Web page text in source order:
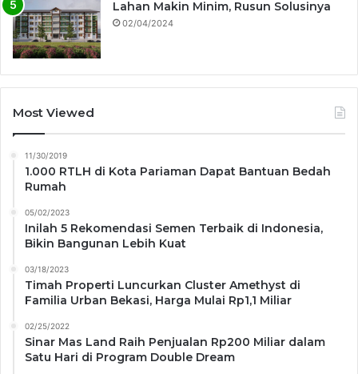
Lahan Makin Minim, Rusun Solusinya
02/04/2024
Most Viewed
11/30/2019
1.000 RTLH di Kota Pariaman Dapat Bantuan Bedah
Rumah
05/02/2023
Inilah 5 Rekomendasi Semen Terbaik di Indonesia,
Bikin Bangunan Lebih Kuat
03/18/2023
Timah Properti Luncurkan Cluster Amethyst di
Familia Urban Bekasi, Harga Mulai Rp1,1 Miliar
02/25/2022
Sinar Mas Land Raih Penjualan Rp200 Miliar dalam
Satu Hari di Program Double Dream